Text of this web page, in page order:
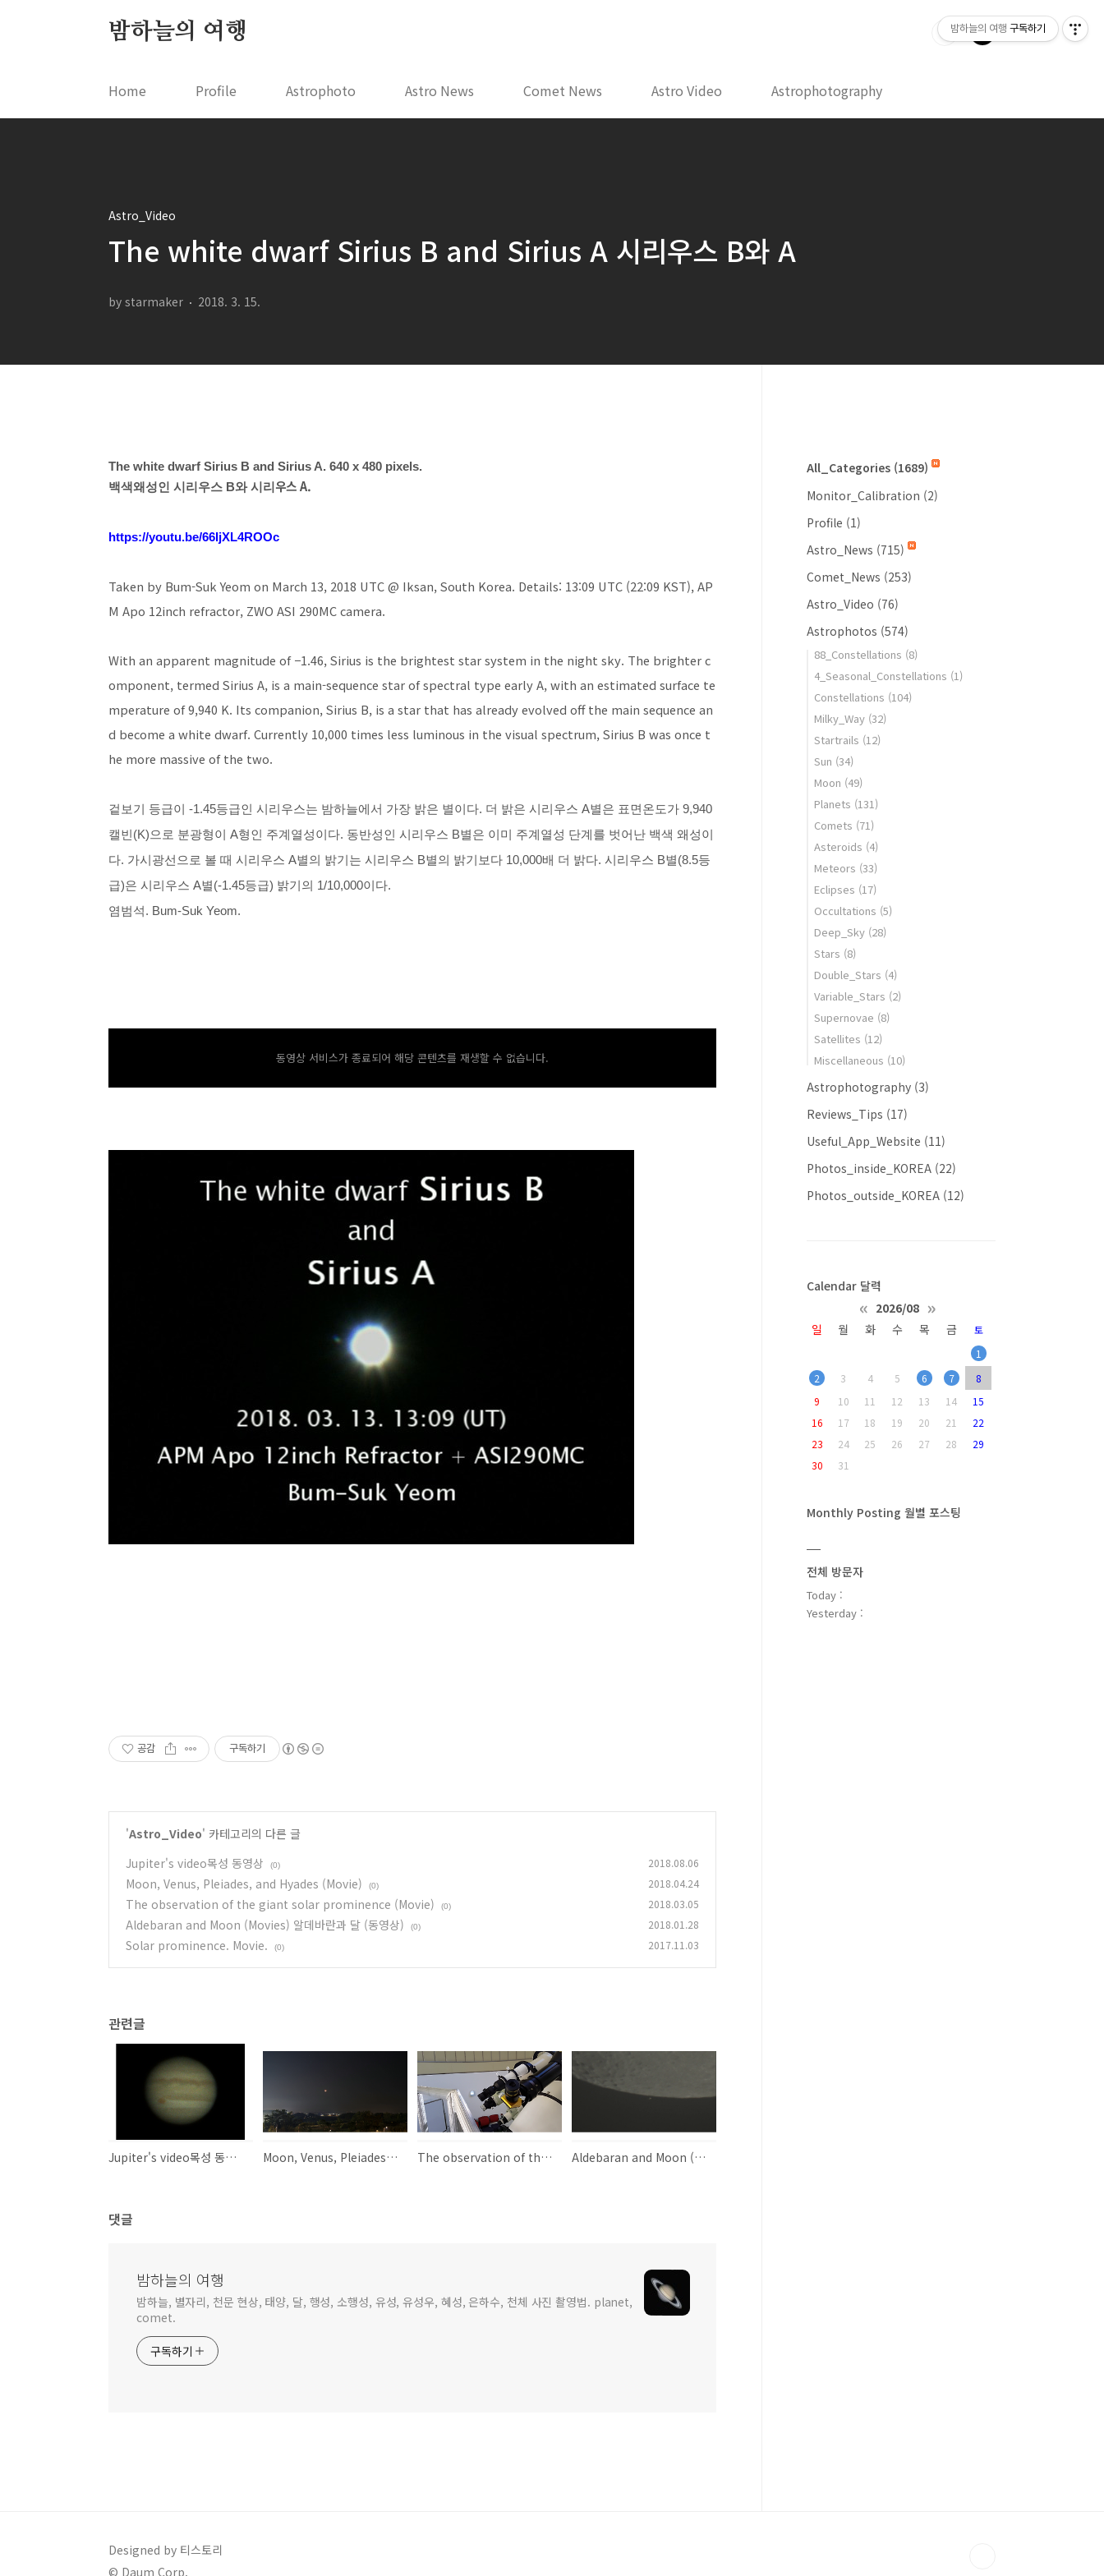
밤하늘의 여행
Home Profile Astrophoto Astro News Comet News Astro Video Astrophotography
Astro_Video
The white dwarf Sirius B and Sirius A 시리우스 B와 A
by starmaker 2018. 3. 15.
The white dwarf Sirius B and Sirius A. 640 x 480 pixels.
백색왜성인 시리우스 B와 시리 우스A.
https://youtu.be/66IjXL4ROOc
Taken by Bum-Suk Yeom on March 13, 2018 UTC @ Iksan, South Korea. Details: 13:09 UTC (22:09 KST), AP
M Apo 12inch refractor, ZWO ASI 290MC camera.
With an apparent magnitude of −1.46, Sirius is the brightest star system in the night sky. The brighter c
omponent, termed Sirius A, is a main-sequence star of spectral type early A, with an estimated surface te
mperature of 9,940 K. Its companion, Sirius B, is a star that has already evolved off the main sequence an
d become a white dwarf. Currently 10,000 times less luminous in the visual spectrum, Sirius B was once t
he more massive of the two.
겉보기 등급이 -1.45등급인 시리우스는 밤하늘에서 가장 밝은 별이다. 더 밝은 시리우스 A별은 표면온도가 9,940
캘빈(K)으로 분광형이 A형인 주계열성이다. 동반성인 시리우스 B별은 이미 주계열성 단계를 벗어난 백색 왜성이
다. 가시광선으로 볼 때 시리우스 A별의 밝기는 시리우스 B별의 밝기보다 10,000배 더 밝다. 시리우스 B별(8.5등
급)은 시리우스 A별(-1.45등급) 밝기의 1/10,000이다.
염범석. Bum-Suk Yeom.
동영상 서비스가 종료되어 해당 콘텐츠를 재생할 수 없습니다.
공감 구독하기
'Astro_Video' 카테고리의 다른 글
Jupiter's video목성 동영상
(0) 2018.08.06
Moon, Venus, Pleiades, and Hyades (Movie) (0) 2018.04.24
The observation of the giant solar prominence (Movie) (0) 2018.03.05
Aldebaran and Moon (Movies) 알데바란과 달 (동영상) (0) 2018.01.28
Solar prominence. Movie. (0) 2017.11.03
관련글
Jupiter's video목성 동영상 Moon, Venus, Pleiades, and Hyades (Movie) The observation of the giant solar prominence (Movie) Aldebaran and Moon (Movies) 알데바란과 달 (동영상)
댓글
밤하늘의 여행
밤하늘, 별자리, 천문 현상, 태양, 달, 행성, 소행성, 유성, 유성우, 혜성, 은하수, 천체 사진 촬영법. planet,
comet.
구독하기
All_Categories (1689)
Monitor_Calibration (2)
Profile (1)
Astro_News (715)
Comet_News (253)
Astro_Video (76)
Astrophotos (574)
88_Constellations (8)
4_Seasonal_Constellations (1)
Constellations (104)
Milky_Way (32)
Startrails (12)
Sun (34)
Moon (49)
Planets (131)
Comets (71)
Asteroids (4)
Meteors (33)
Eclipses (17)
Occultations (5)
Deep_Sky (28)
Stars (8)
Double_Stars (4)
Variable_Stars (2)
Supernovae (8)
Satellites (12)
Miscellaneous (10)
Astrophotography (3)
Reviews_Tips (17)
Useful_App_Website (11)
Photos_inside_KOREA (22)
Photos_outside_KOREA (12)
Calendar 달력
« 2026/08 »
일 월 화 수 목 금
토
1
2
3 4 5 6 7
8
9
10 11 12 13 14
15
16
17 18 19 20 21
22
23
24 25 26 27 28
29
30
31
Monthly Posting 월별 포스팅
전체 방문자
Today :
Yesterday :
Designed by 티스토리
© Daum Corp.
밤하늘의 여행 구독하기